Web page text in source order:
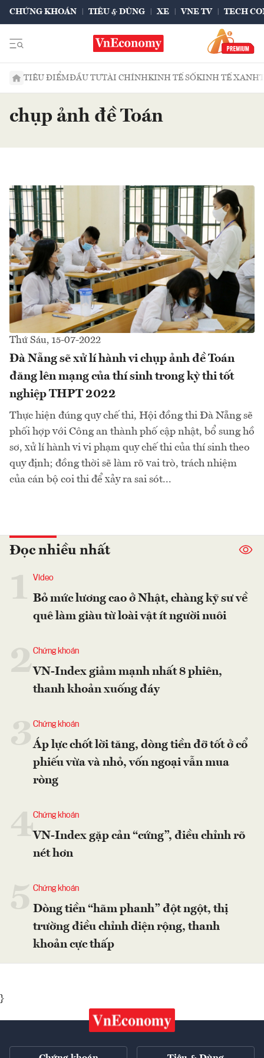
CHỨNG KHOÁN TIÊU & DÙNG XE VNE TV TECH
TIÊU ĐIỂMĐẦU TƯTÀI CHÍNHKINH TẾ SỐKINH TẾ XANH
chụp ảnh đề Toán
Thứ Sáu, 15-07-2022
Đà Nẵng sẽ xử lí hành vi chụp ảnh đề Toán
đăng lên mạng của thí sinh trong kỳ thi tốt
nghiệp THPT 2022
Thực hiện đúng quy chế thi, Hội đồng thi Đà Nẵng sẽ
phối hợp với Công an thành phố cập nhật, bổ sung hồ
sơ, xử lí hành vi vi phạm quy chế thi của thí sinh theo
quy định; đồng thời sẽ làm rõ vai trò, trách nhiệm
của cán bộ coi thi để xảy ra sai sót...
Đọc nhiều nhất
Video
Bỏ mức lương cao ở Nhật, chàng kỹ sư về
quê làm giàu từ loài vật ít người nuôi
2Chứng khoán
VN-Index giảm mạnh nhất 8 phiên,
thanh khoản xuống đáy
Chứng khoán
Áp lực chốt lời tăng, dòng tiền đỡ tốt ở cổ
phiếu vừa và nhỏ, vốn ngoại vẫn mua
ròng
4Chứng khoán
VN-Index gặp cản “cứng”, điều chỉnh rõ
nét hơn
Chứng khoán
Dòng tiền “hãm phanh” đột ngột, thị
trường điều chỉnh diện rộng, thanh
khoản cực thấp
}